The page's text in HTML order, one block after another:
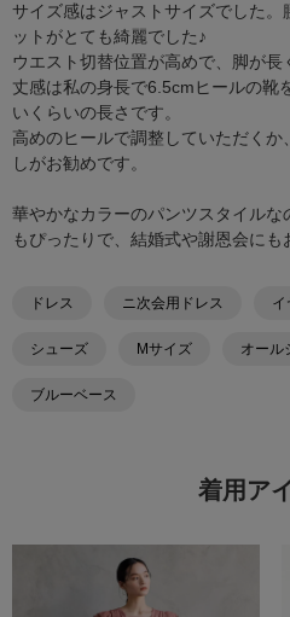
サイズ感はジャストサイズでした
ットがとても綺麗でした♪
ウエスト切替位置が高めで、脚が
丈感は私の身長で6.5cmヒールの靴
いくらいの長さです。
高めのヒールで調整していただく
しがお勧めです。
華やかなカラーのパンツスタイル
もぴったりで、結婚式や謝恩会にも
ドレス ニ次会用ドレス イ
シューズ Mサイズ オール
ブルーベース
着用ア